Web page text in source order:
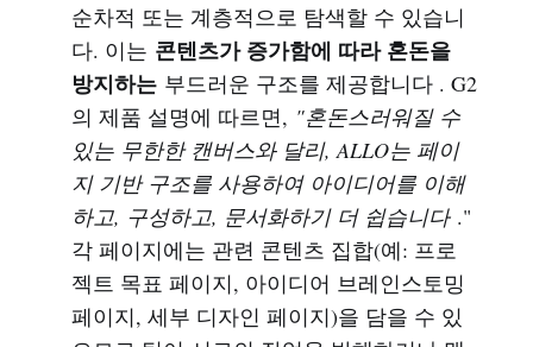
순차적 또는 계층적으로 탐색할 수 있습니
다. 이는 콘텐츠가 증가함에 따라 혼돈을
방지하는부드러운 구조를 제공합니다 . G2
의 제품 설명에 따르면, "혼돈스러워질 수
있는 무한한 캔버스와 달리, ALLO는 페이
지 기반 구조를 사용하여 아이디어를 이해
하고, 구성하고, 문서화하기 더 쉽습니다."
각 페이지에는 관련 콘텐츠 집합(예: 프로
젝트 목표 페이지, 아이디어 브레인스토밍
페이지, 세부 디자인 페이지)을 담을 수 있